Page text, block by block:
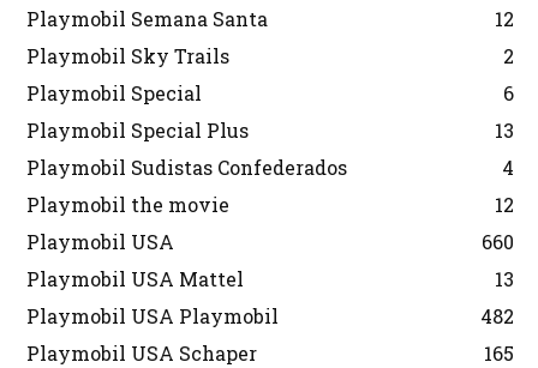
Playmobil Semana Santa
12
Playmobil Sky Trails
2
Playmobil Special
6
Playmobil Special Plus
13
Playmobil Sudistas Confederados
4
Playmobil the movie
12
Playmobil USA
660
Playmobil USA Mattel
13
Playmobil USA Playmobil
482
Playmobil USA Schaper
165